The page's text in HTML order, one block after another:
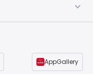
AppGallery